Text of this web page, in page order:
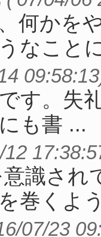
何かを
なこと
す。失
も書 ...
12
識さ
巻くよ
07/23